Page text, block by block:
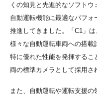
くの知見と先進的なソフトウ
自動運転機能に最適なパフ
推進してきました。「C1」
様々な自動運転車両への搭載
特に優れた性能を発揮する
両の標準カメラとして採用さ
また、自動運転や運転支援